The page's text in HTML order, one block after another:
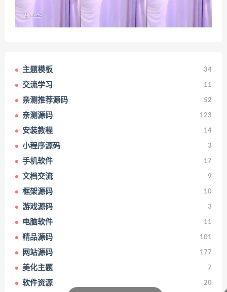
主题模板 34
交流学习 11
亲测推荐源码 52
亲测源码 123
安装教程 14
小程序源码 3
手机软件 17
文档交流 9
框架源码 10
游戏源码 3
电脑软件 11
精品源码 101
网站源码 177
美化主题 7
软件资源 20